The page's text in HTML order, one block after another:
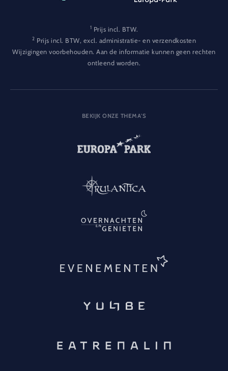
1 Prijs incl. BTW.
2 Prijs incl. BTW, excl. administratie- en verzendkosten
Wijzigingen voorbehouden. Aan de informatie kunnen geen rechten
ontleend worden.
BEKIJK ONZE THEMA'S